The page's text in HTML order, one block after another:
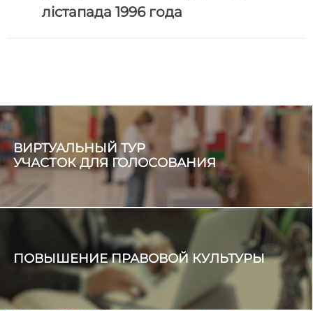
лістапада 1996 года
ВИРТУАЛЬНЫЙ ТУР
УЧАСТОК ДЛЯ ГОЛОСОВАНИЯ
ПОВЫШЕНИЕ ПРАВОВОЙ КУЛЬТУРЫ